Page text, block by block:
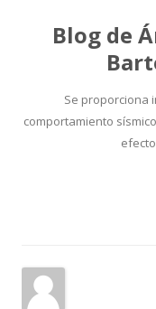
Blog de
Se proporciona
comportamiento